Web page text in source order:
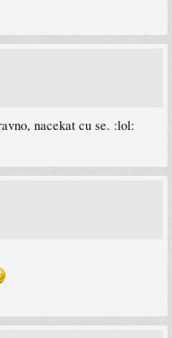
nacekat cu se. :lol: